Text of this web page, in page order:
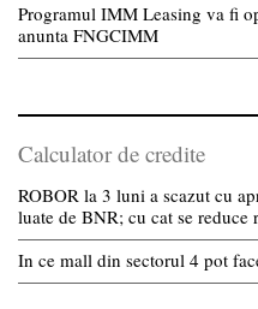
Programul IMM Leasing va fi
anunta FNGCIMM
Calculator de credite
ROBOR la 3 luni a scazut cu
luate de BNR; cu cat se reduce
In ce mall din sectorul 4 pot